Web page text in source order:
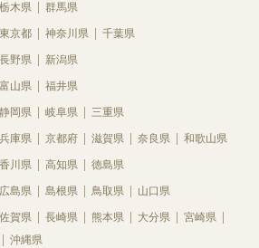
栃木県 群馬県
東京都 神奈川県 千葉県
長野県 新潟県
富山県 福井県
静岡県 岐阜県 三重県
兵庫県 京都府 滋賀県 奈良県 和歌山県
香川県 高知県 徳島県
広島県 島根県 鳥取県 山口県
佐賀県 長崎県 熊本県 大分県
宮崎県
沖縄県